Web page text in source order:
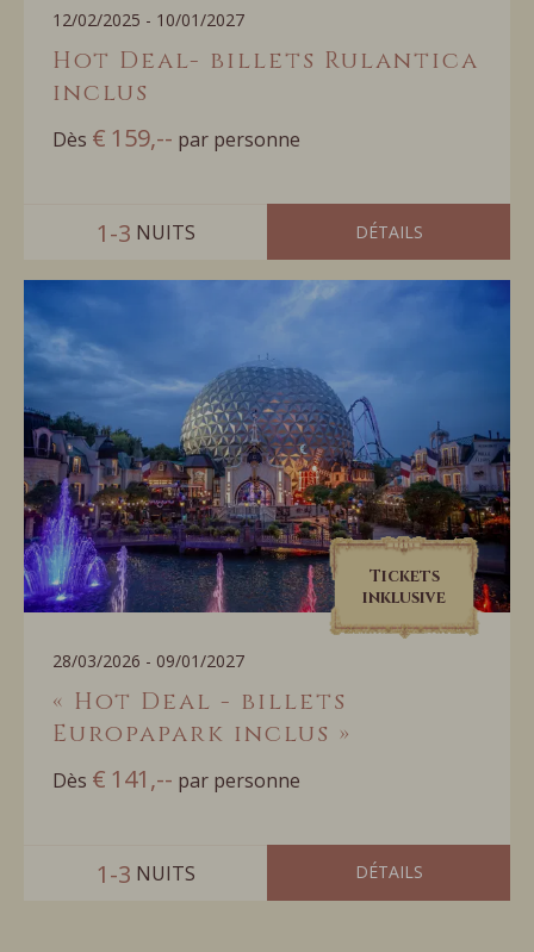
12/02/2025 - 10/01/2027
Hot Deal- billets Rulantica
inclus
Dès € 159,-- par personne
1-3 NUITS DÉTAILS
Tickets
inklusive
28/03/2026 - 09/01/2027
« Hot Deal - billets
Europapark inclus »
Dès € 141,-- par personne
1-3 NUITS DÉTAILS